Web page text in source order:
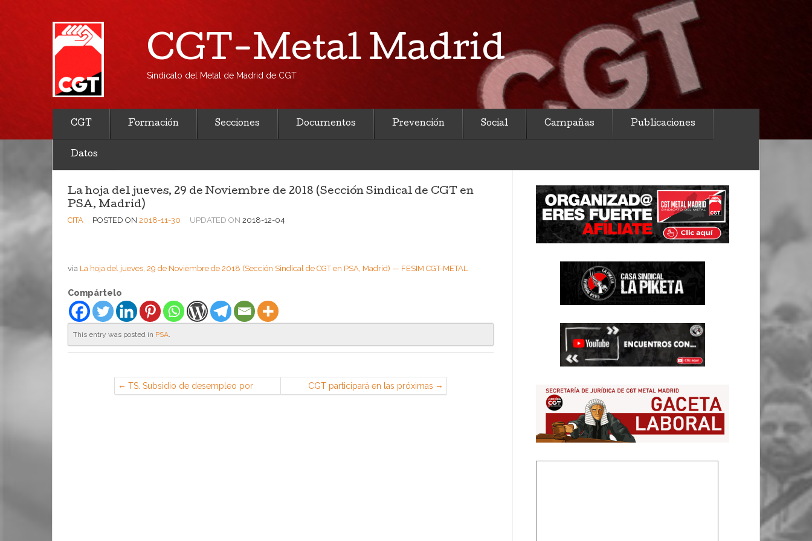
CGT-Metal Madrid
Sindicato del Metal de Madrid de CGT
CGT Formación Secciones Documentos Prevención Social Campañas Publicaciones
Datos
La hoja del jueves, 29 de Noviembre de 2018 (Sección Sindical de CGT en
PSA, Madrid)
CITA POSTED ON 2018-11-30 UPDATED ON 2018-12-04
via La hoja del jueves, 29 de Noviembre de 2018 (Sección Sindical de CGT en PSA, Madrid) — FESIM CGT-METAL
Compártelo
This entry was posted in PSA.
TS. Subsidio de desempleo por
responsabilidades familiares. Los
CGT participará en las próximas
movilizaciones convocadas por el